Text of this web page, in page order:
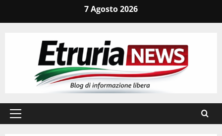
7 Agosto 2026
Menu